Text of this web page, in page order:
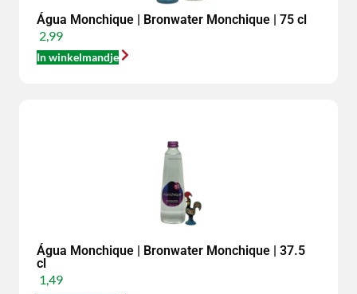
Água Monchique | Bronwater Monchique | 75 cl
2,99
In winkelmandje
Água Monchique | Bronwater Monchique | 37.5
cl
1,49